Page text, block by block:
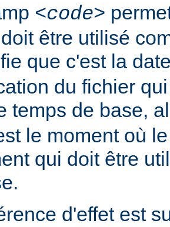
<code>
être utilisé
que c'est la
du fichier
temps de base,
le moment où
qui doit être
d'effet est